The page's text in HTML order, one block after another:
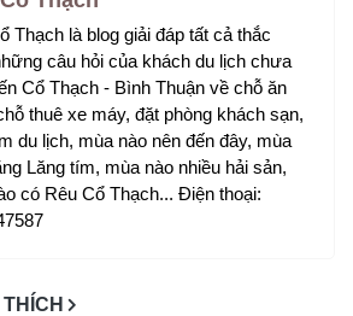
Thạch là blog giải đáp tất cả thắc
câu hỏi của khách du lịch chưa
Cổ Thạch - Bình Thuận về chỗ ăn
thuê xe máy, đặt phòng khách sạn,
du lịch, mùa nào nên đến đây, mùa
Lăng tím, mùa nào nhiều hải sản,
có Rêu Cổ Thạch... Điện thoại: